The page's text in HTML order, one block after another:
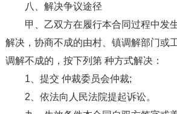
八、解决争议途径
甲、乙双方在履行本合同过程中发
解决，协商不成的由村、镇调解部门或
调解不成的，按下列第 种方式解决：
1、提交 仲裁委员会仲裁;
2、依法向人民法院提起诉讼。